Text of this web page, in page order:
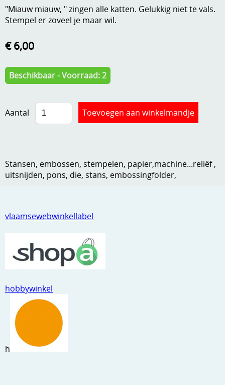
Embossen
Handige extra's
Hout , MDF, kartonmateriaal, steen
Kleurmateriaal-tekenmateriaal
Kneedmateriaal
Leuke versieringen
Ponsen
Ribbelaar
Snijmaterialen
Speciaal papier
Stans machine en embossing machines
Stempels en zo
Anders creatief
vlaamsewebwinkellabel
hobbywinkel
h
"Miauw miauw, " zingen alle katten. Gelukkig niet te vals.
Stempel er zoveel je maar wil.
€ 6,00
Beschikbaar - Voorraad: 2
Aantal
Stansen, embossen, stempelen, papier,machine...reliëf ,
uitsnijden, pons, die, stans, embossingfolder,